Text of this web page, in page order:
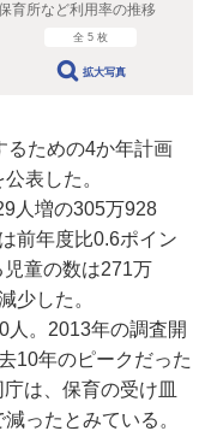
育所など利用率の推移
全 5 枚
拡大写真
るための4か年計画
表した。
人増の305万928
前年度比0.6ポイン
児童の数は271万
少した。
。2013年の調査開
10年のピークだった
は、保育の受け皿
ったとみている。